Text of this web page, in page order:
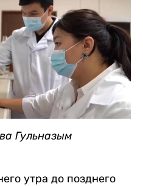
Гульназым
утра до позднего